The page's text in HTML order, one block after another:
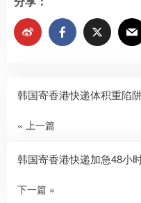
韩国寄香港快递体积重陷
« 上一篇
韩国寄香港快递加急48小
下一篇 »